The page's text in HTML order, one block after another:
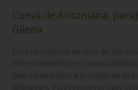
Cueva de Antoniana,
Gilena